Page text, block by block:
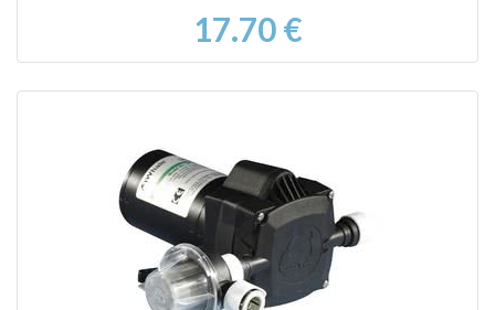
17.70 €
VEDI